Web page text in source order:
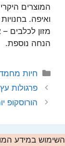
המוצרים
ואיפה.
מזון לכלבים
הנחה נוספת.
קטגוריות
חיות
פרגולות
הורוסקופ
השימוש במידע